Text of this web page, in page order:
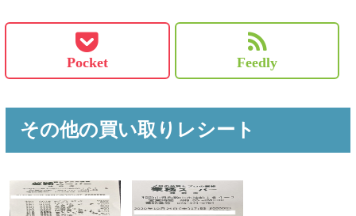
Pocket Feedly
その他の買い取りレシート